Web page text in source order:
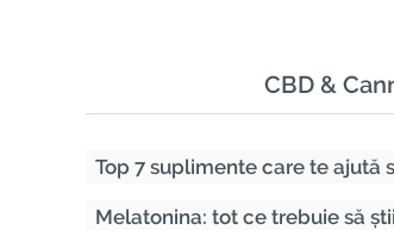
CBD &
Top 7 suplimente care te ajută
Melatonina: tot ce trebuie să știi